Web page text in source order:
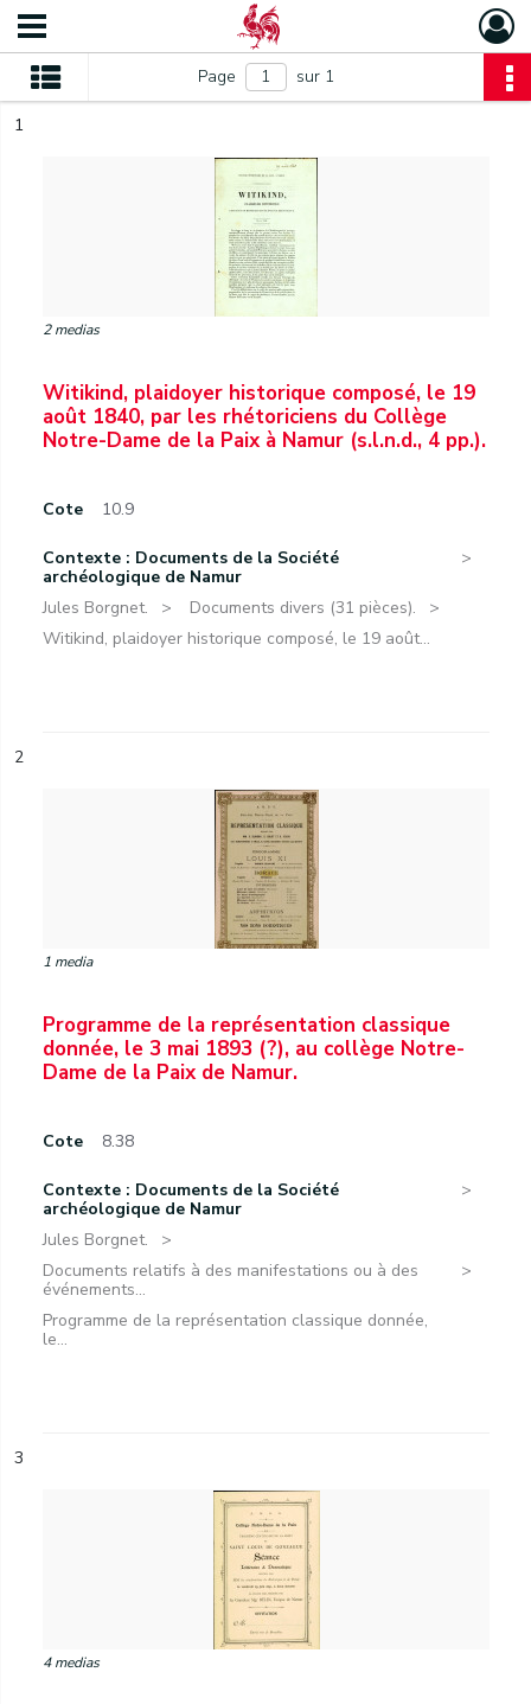
Page sur 1
1
2 medias
Witikind, plaidoyer historique composé, le 19
août 1840, par les rhétoriciens du Collège
Notre-Dame de la Paix à Namur (s.l.n.d., 4 pp.).
Cote 10.9
Contexte : Documents de la Société
archéologique de Namur
Jules Borgnet.
Documents divers (31 pièces).
Witikind, plaidoyer historique composé, le 19 août...
2
1 media
Programme de la représentation classique
donnée, le 3 mai 1893 (?), au collège Notre-
Dame de la Paix de Namur.
Cote 8.38
Contexte : Documents de la Société
archéologique de Namur
Jules Borgnet.
Documents relatifs à des manifestations ou à des
événements...
Programme de la représentation classique donnée,
le...
3
4 medias